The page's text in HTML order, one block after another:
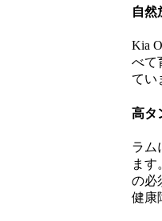
自然
Kia
べて
てい
高タ
ラム
ます
の必
健康